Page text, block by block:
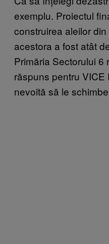
exemplu. Proiectul
construirea aleilor
acestora a fost atât
Primăria Sectorului 6
răspuns pentru
nevoită să le